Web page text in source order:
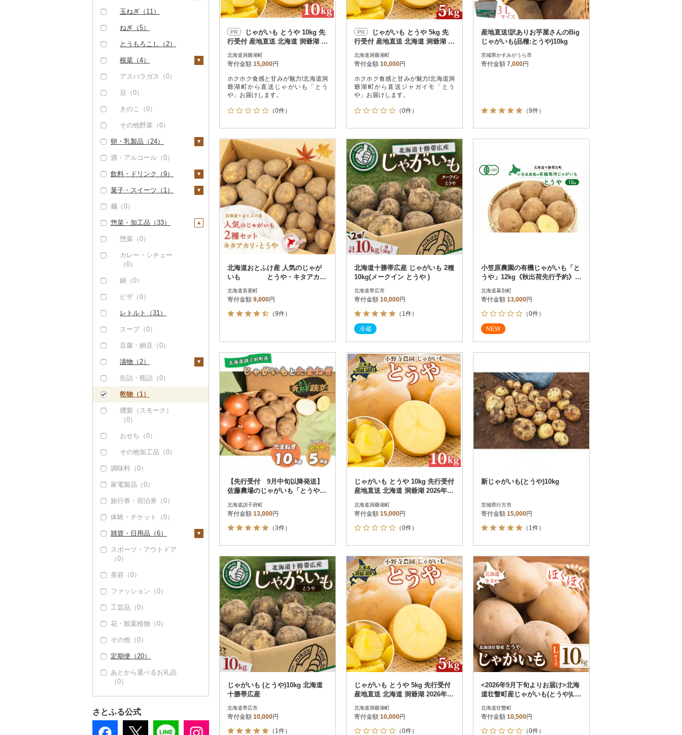
0）
フルーツトマト（0）
ミニトマト（2）
その他トマト（0）
玉ねぎ（11）
ねぎ（5）
とうもろこし（2）
根菜（4）
人参（3）
大根（0）
自然薯（0）
レンコン（0）
にんにく・生姜（0）
その他根菜（1）
アスパラガス（0）
豆（0）
きのこ（0）
その他野菜（0）
卵・乳製品（24）
卵（24）
チーズ（0）
ヨーグルト（0）
牛乳（0）
バター（0）
その他乳製品（0）
酒・アルコール（0）
飲料・ドリンク（9）
水・ミネラルウォータ
（0）
茶（0）
果汁飲料（6）
ンジジュース）（0）
その他果汁飲料（6）
（6）
野菜ジュース（0）
炭酸飲料（1）
豆乳（0）
その他飲料・ジュース
（5）
菓子・スイーツ（1）
ケーキ（0）
クッキー（0）
焼き菓子（1）
プリン（0）
（0）
その他洋菓子（0）
煎餅・おかき（0）
羊羹（0）
饅頭（0）
大福（0）
麺（0）
惣菜・加工品（33）
惣菜（0）
カレー・シチュー
（0）
鍋（0）
ピザ（0）
レトルト（31）
スープ（0）
豆腐・納豆（0）
漬物（2）
梅干（0）
キムチ（0）
その他漬物（2）
缶詰・瓶詰（0）
乾物（1）
燻製（スモーク）
（0）
おせち（0）
その他加工品（0）
調味料（0）
家電製品（0）
旅行券・宿泊券（0）
体験・チケット（0）
雑貨・日用品（6）
家具・インテリア
（0）
寝具（0）
タオル（0）
文房具・印鑑（0）
食器（6）
グラス・カップ（0）
タンブラー（0）
箸（0）
ナイフ（0）
皿・椀（0）
弁当箱（0）
キッチン用品（0）
日用品（0）
楽器・器材（0）
（0）
ご当地キャラクター
スポーツ・アウトドア
（0）
美容（0）
ファッション（0）
工芸品（0）
花・観葉植物（0）
その他（0）
定期便（20）
あとから選べるお礼品
（0）
さとふる公式
コンビニ支払い
ソフトバンクまとめて支払い
d払い
金融機関(Pay-easy決済)
結果を見る（57件）
PR
行受付 産地直送 北海道 洞爺湖 2
026年9月下旬より順次発送
北海道洞爺湖町
寄付金額 15,000円
ホクホク食感と甘みが魅力!北海道洞
爺湖町から直送じゃがいも「とう
や」お届けします。
（0件）
PR
行受付 産地直送 北海道 洞爺湖 2
026年9月下旬以降発送予定
北海道洞爺湖町
寄付金額 10,000円
ホクホク食感と甘みが魅力!北海道洞
爺湖町から直送ジャガイモ「とう
や」お届けします。
（0件）
産地直送!訳ありお芋屋さんのBig
じゃがいも(品種:とうや)10kg
茨城県かすみがうら市
寄付金額 7,000円
（9件）
北海道おとふけ産 人気のじゃが
いも とうや・キタアカリ
北海道音更町
寄付金額 9,000円
（9件）
北海道十勝帯広産 じゃがいも 2種
10kg(メークイン とうや )
北海道帯広市
寄付金額 10,000円
（1件）
冷蔵
小笠原農園の有機じゃがいも「と
うや」12kg《秋出荷先行予約》[5
北海道幕別町
寄付金額 13,000円
（0件）
NEW
【先行受付 9月中旬以降発送】
佐藤農場のじゃがいも「とうや」
北海道訓子府町
寄付金額 13,000円
（3件）
じゃがいも とうや 10kg 先行受付
産地直送 北海道 洞爺湖 2026年9
北海道洞爺湖町
寄付金額 15,000円
（0件）
新じゃがいも(とうや)10kg
茨城県行方市
寄付金額 15,000円
（1件）
じゃがいも (とうや)10kg 北海道
十勝帯広産
北海道帯広市
寄付金額 10,000円
（1件）
じゃがいも とうや 5kg 先行受付
産地直送 北海道 洞爺湖 2026年9
北海道洞爺湖町
寄付金額 10,000円
（0件）
<2026年9月下旬よりお届け>北海
道壮瞥町産じゃがいも(とうや)Lサ
北海道壮瞥町
寄付金額 10,500円
（0件）